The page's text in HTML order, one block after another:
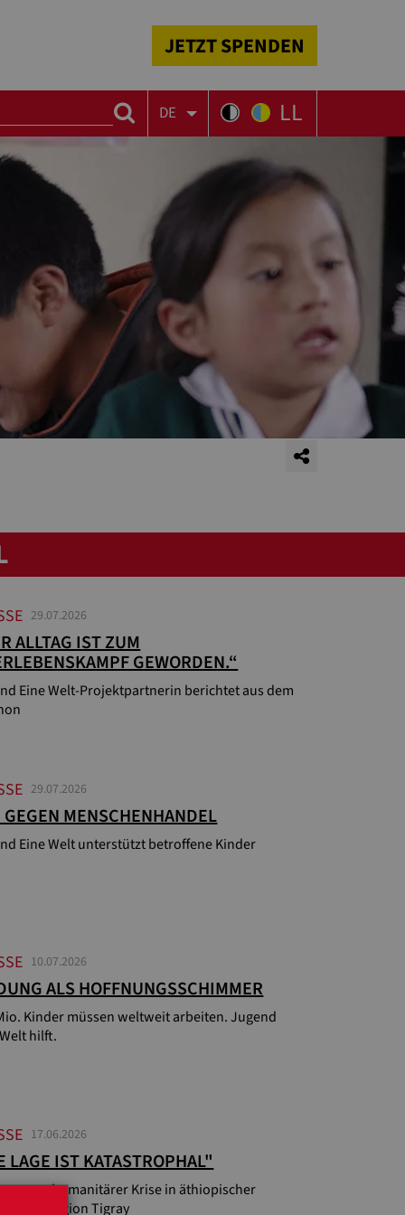
JETZT SPENDEN
DE LL
29.07.2026
ALLTAG IST ZUM
GEWORDEN.“
Eine Welt-Projektpartnerin berichtet aus dem
29.07.2026
GEGEN MENSCHENHANDEL
Eine Welt unterstützt betroffene Kinder
10.07.2026
ALS HOFFNUNGSSCHIMMER
Kinder müssen weltweit arbeiten. Jugend
hilft.
17.06.2026
LAGE IST KATASTROPHAL"
vor humanitärer Krise in äthiopischer
Tigray